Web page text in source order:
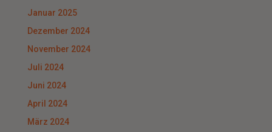
Januar 2025
Dezember 2024
November 2024
Juli 2024
Juni 2024
April 2024
März 2024